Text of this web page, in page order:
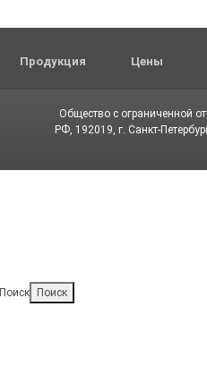
Продукция Цены
Общество с ограниченной
РФ, 192019, г. Санкт-
Поиск